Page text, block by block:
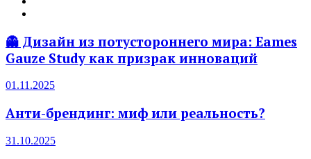
👻 Дизайн из потустороннего мира: Eames
Gauze Study как призрак инноваций
01.11.2025
Анти-брендинг: миф или реальность?
31.10.2025